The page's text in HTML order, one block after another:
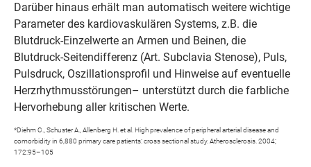
Darüber hinaus erhält man automatisch weitere wichtige
Parameter des kardiovaskulären Systems, z.B. die
Blutdruck-Einzelwerte an Armen und Beinen, die
Blutdruck-Seitendifferenz (Art. Subclavia Stenose), Puls,
Pulsdruck, Oszillationsprofil und Hinweise auf eventuelle
Herzrhythmusstörungen– unterstützt durch die farbliche
Hervorhebung aller kritischen Werte.
*Diehm C., Schuster A., Allenberg H. et al. High prevalence of peripheral arterial disease and
comorbidity in 6,880 primary care patients: cross sectional study. Atherosclerosis. 2004;
172:95–105